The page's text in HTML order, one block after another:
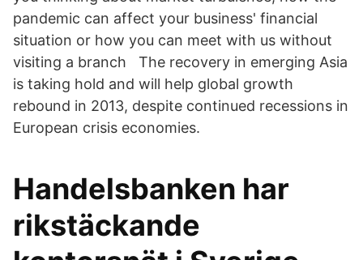
pandemic can affect your business' financial
situation or how you can meet with us without
visiting a branch The recovery in emerging Asia
is taking hold and will help global growth
rebound in 2013, despite continued recessions in
European crisis economies.
Handelsbanken har
rikstäckande